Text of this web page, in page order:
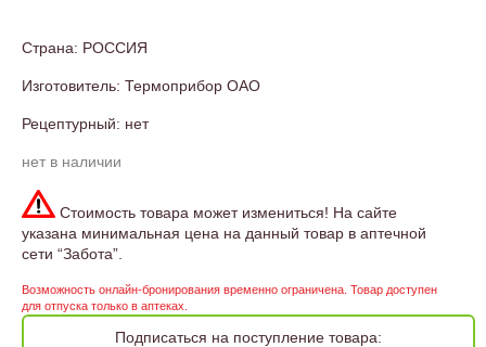
Страна: РОССИЯ
Изготовитель: Термоприбор ОАО
Рецептурный: нет
нет в наличии
Стоимость товара может измениться! На сайте
указана минимальная цена на данный товар в аптечной
сети “Забота”.
Возможность онлайн-бронирования временно ограничена. Товар доступен
для отпуска только в аптеках.
Подписаться на поступление товара: